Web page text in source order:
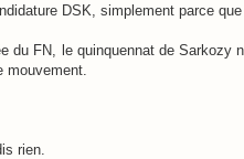
DSK, simplement parce
du FN, le quinquennat de Sarkozy
mouvement.
rien.